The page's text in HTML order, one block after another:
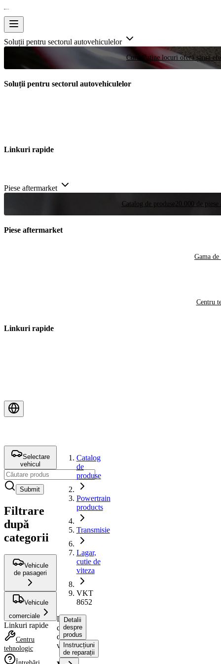
Soluții pentru sectorul autovehiculelor
Curse Puține locuri oferă șansa
Soluții pentru sectorul autovehiculelor
Linkuri rapide
Piese aftermarket
Catalog de produse 20.000 de
Piese aftermarket
Gama de
Centru
Linkuri rapide
Selectare
vehicul
Submit
Filtrare
după
categorii
Vehicule
de pasageri
Vehicule
comerciale
Linkuri rapide
Centru
tehnologic
Catalog
de
produse
Powertrain
products
Transmisie
Lagar,
cutie de
viteza
VKT
8652
Lagar,
cutie
de
viteza
Detalii
despre
produs
Instrucțiuni
de reparații